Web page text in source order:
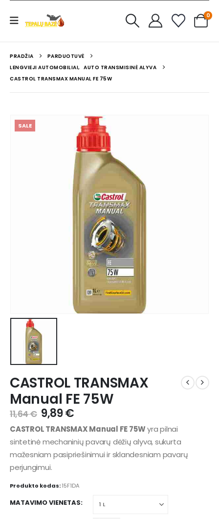
0
PRADŽIA
PARDUOTUVĖ
LENGVIEJI AUTOMOBILIAI, AUTO TRANSMISINĖ ALYVA
CASTROL TRANSMAX MANUAL FE 75W
SALE
CASTROL TRANSMAX
Manual FE 75W
11,64€ 9,89€
CASTROL TRANSMAX Manual FE 75Wyra pilnai
sintetinė mechaninių pavarų dėžių alyva, sukurta
mažesniam pasipriešinimui ir sklandesniam pavarų
perjungimui.
Produkto kodas:15F1DA
MATAVIMO VIENETAS